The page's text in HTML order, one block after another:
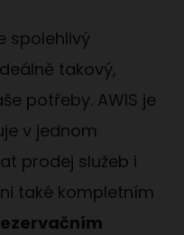
spolehlivý
takový,
potřeby. AWIS je
v jednom
prodej služeb i
také kompletním